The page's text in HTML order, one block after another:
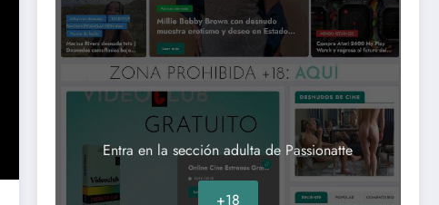
Entra en la sección adulta de Passionatte
+18